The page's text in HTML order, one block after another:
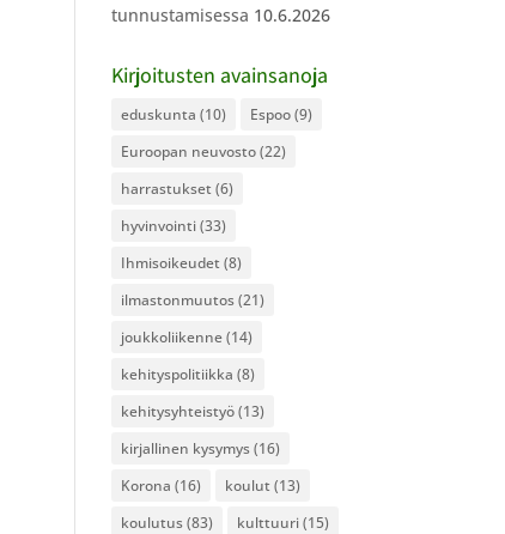
tunnustamisessa 10.6.2026
Kirjoitusten avainsanoja
eduskunta (10) Espoo(9)
Euroopan neuvosto(22)
harrastukset (6)
hyvinvointi(33)
Ihmisoikeudet (8)
ilmastonmuutos(21)
joukkoliikenne(14)
kehityspolitiikka (8)
kehitysyhteistyö(13)
kirjallinen kysymys(16)
Korona (16) koulut (13)
koulutus(83) kulttuuri(15)